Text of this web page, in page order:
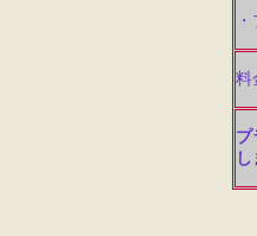
料
プ